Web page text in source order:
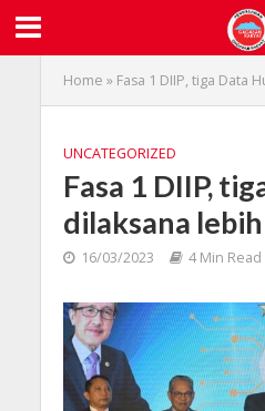
Home » Fasa 1 DIIP, tiga Data
UNCATEGORIZED
Fasa 1 DIIP,
dilaksana
16/03/2023 4 Min Read